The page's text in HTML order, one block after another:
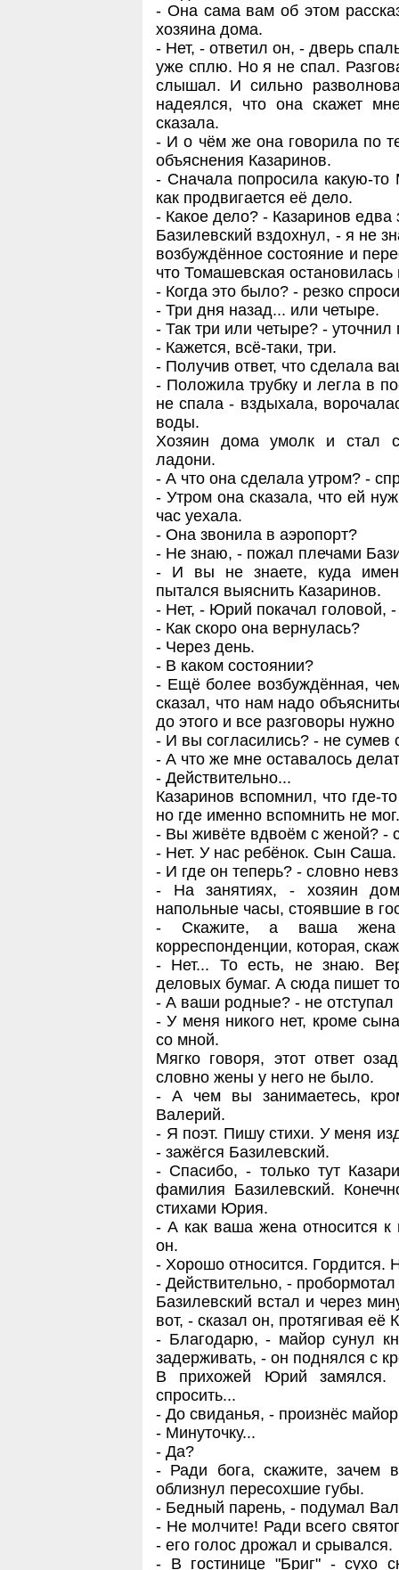
- Она сама вам об этом
хозяина дома.
- Нет, - ответил он, - дверь
уже сплю. Но я не спал.
слышал. И сильно
надеялся, что она скажет
сказала.
- И о чём же она говорила по
объяснения Казаринов.
- Сначала попросила какую-то
как продвигается её дело.
- Какое дело? - Казаринов
Базилевский вздохнул, - я не
возбуждённое состояние и
что Томашевская остановилась
- Когда это было? - резко
- Три дня назад... или четыре.
- Так три или четыре? - уточнил
- Кажется, всё-таки, три.
- Получив ответ, что сделала
- Положила трубку и легла в
не спала - вздыхала,
воды.
Хозяин дома умолк и стал
ладони.
- А что она сделала утром? -
- Утром она сказала, что ей
час уехала.
- Она звонила в аэропорт?
- Не знаю, - пожал плечами
- И вы не знаете, куда
пытался выяснить Казаринов.
- Нет, - Юрий покачал головой,
- Как скоро она вернулась?
- Через день.
- В каком состоянии?
- Ещё более возбуждённая,
сказал, что нам надо
до этого и все разговоры
- И вы согласились? - не сумев
- А что же мне оставалось
- Действительно...
Казаринов вспомнил, что
но где именно вспомнить не мог.
- Вы живёте вдвоём с женой? -
- Нет. У нас ребёнок. Сын Саша.
- И где он теперь? - словно
- На занятиях, - хозяин
напольные часы, стоявшие в
- Скажите, а ваша жена
корреспонденции, которая,
- Нет... То есть, не знаю.
деловых бумаг. А сюда пишет
- А ваши родные? - не отступал
- У меня никого нет, кроме
со мной.
Мягко говоря, этот ответ
словно жены у него не было.
- А чем вы занимаетесь,
Валерий.
- Я поэт. Пишу стихи. У меня
- зажёгся Базилевский.
- Спасибо, - только тут
фамилия Базилевский.
стихами Юрия.
- А как ваша жена относится
он.
- Хорошо относится. Гордится.
- Действительно, -
Базилевский встал и через
вот, - сказал он, протягивая её
- Благодарю, - майор сунул
задерживать, - он поднялся с
В прихожей Юрий замялся.
спросить...
- До свиданья, - произнёс
- Минуточку...
- Да?
- Ради бога, скажите, зачем
облизнул пересохшие губы.
- Бедный парень, - подумал
- Не молчите! Ради всего
- его голос дрожал и срывался.
- В гостинице "Бриг" - сухо